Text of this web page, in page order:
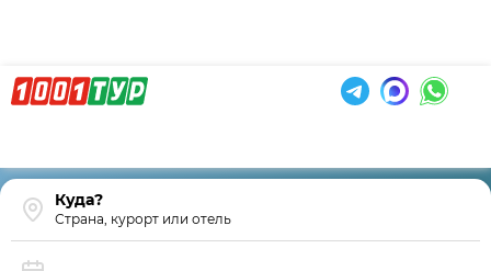
Страна, курорт или отель